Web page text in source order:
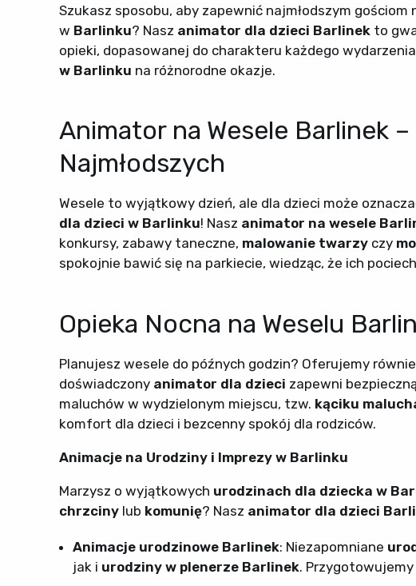
Szukasz sposobu, aby zapewnić najmłodszym
w Barlinku? Nasz animator dla dzieci Barlinek to
opieki, dopasowanej do charakteru każdego
w Barlinku na różnorodne okazje.
Animator na Wesele Barlinek
Najmłodszych
Wesele to wyjątkowy dzień, ale dla dzieci może
dla dzieci w Barlinku! Nasz animator na wesele
konkursy, zabawy taneczne, malowanie twarzyczy
spokojnie bawić się na parkiecie, wiedząc, że ich
Opieka Nocna na Weselu
Planujesz wesele do późnych godzin? Oferujemy
doświadczony animator dla dzieci zapewni
maluchów w wydzielonym miejscu, tzw. kąciku
komfort dla dzieci i bezcenny spokój dla rodziców.
Animacje na Urodziny i Imprezy w Barlinku
Marzysz o wyjątkowych urodzinach dla dziecka w
chrzcinylub komunię? Nasz animator dla dzieci
Animacje urodzinowe Barlinek: Niezapomniane
jak i urodziny w plenerze Barlinek.